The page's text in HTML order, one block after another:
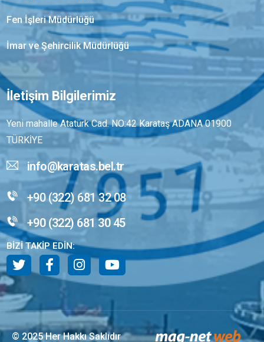
Fen İşleri Müdürlüğü
İmar ve Şehircilik Müdürlüğü
İletişim Bilgilerimiz
Yeni mahalle Atatürk Cad. NO:42 Karataş ADANA 01900
TÜRKİYE
info@karatas.bel.tr
+90 (322) 681 32 08
+90 (322) 681 30 45
BİZİ TAKİP EDİN:
© 2025 Her Hakkı Saklıdır